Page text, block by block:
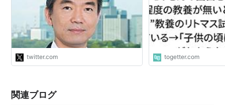
直ちにウクライナに行って戦え。それ
が本当に日本人を守るのか口だけなの
かのリトマス試験紙。おそらく日本の
国会議員のほとんどは行かないだろ
う。"
twitter.com
なかった」
togetter.com
関連ブログ